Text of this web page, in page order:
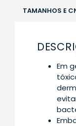
TAMANHOS E
Em